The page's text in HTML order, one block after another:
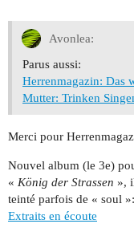
Avonlea:
Parus aussi:
Herrenmagazin: Das
Mutter: Trinken
Merci pour
Nouvel album (le 3e)
« König der Strassen »,
teinté parfois de « soul »:
Extraits en écoute